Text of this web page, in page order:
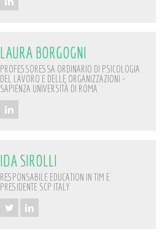
LAURA BORGOGNI
PROFESSORESSA ORDINARIO DI PSICOLOGIA
DEL LAVORO E DELLE ORGANIZZAZIONI -
SAPIENZA UNIVERSITÀ DI ROMA
IDA SIROLLI
RESPONSABILE EDUCATION IN TIM E
PRESIDENTE SCP ITALY